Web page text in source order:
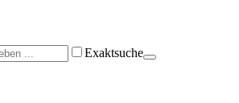
Exaktsuche